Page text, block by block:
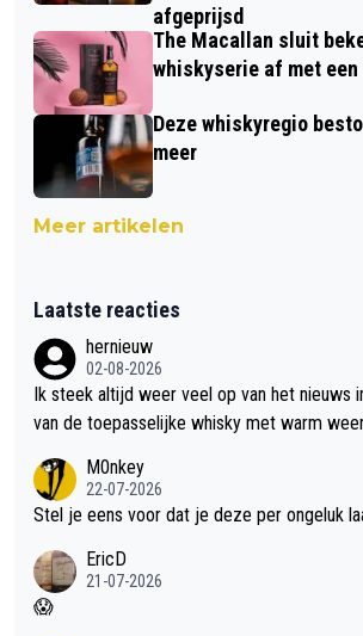
afgeprijsd
The Macallan sluit
whiskyserie af met
Deze whiskyregio
meer
Meer artikelen
Laatste reacties
hernieuw
02-08-2026
Ik steek altijd weer veel op van het nieuws
van de toepasselijke whisky met warm
M0nkey
22-07-2026
Stel je eens voor dat je deze per ongeluk
EricD
21-07-2026
😱